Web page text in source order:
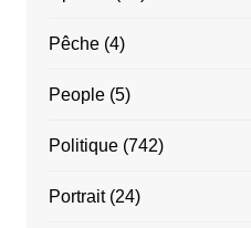
Pêche(4)
People(5)
Politique(742)
Portrait(24)